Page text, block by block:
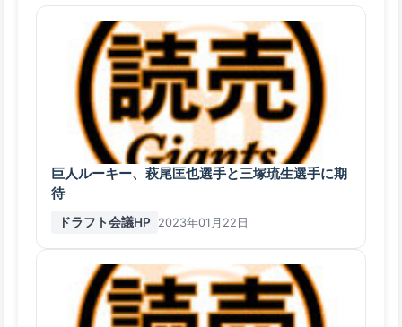
巨人ルーキー、萩尾匡也選手と三塚琉生選手に期
待
ドラフト会議HP 2023年01月22日